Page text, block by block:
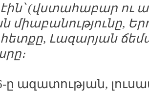
(վստահաբար ու
միաբանությունը,
հետքը, Լազարյան
ը ազատության,